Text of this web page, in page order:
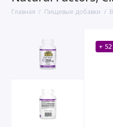
Главная Пищевые добавки
+